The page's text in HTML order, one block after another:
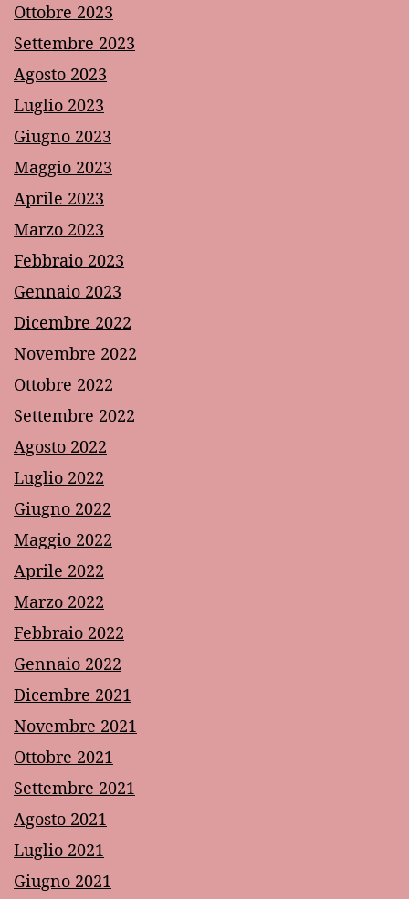
Ottobre 2023
Settembre 2023
Agosto 2023
Luglio 2023
Giugno 2023
Maggio 2023
Aprile 2023
Marzo 2023
Febbraio 2023
Gennaio 2023
Dicembre 2022
Novembre 2022
Ottobre 2022
Settembre 2022
Agosto 2022
Luglio 2022
Giugno 2022
Maggio 2022
Aprile 2022
Marzo 2022
Febbraio 2022
Gennaio 2022
Dicembre 2021
Novembre 2021
Ottobre 2021
Settembre 2021
Agosto 2021
Luglio 2021
Giugno 2021